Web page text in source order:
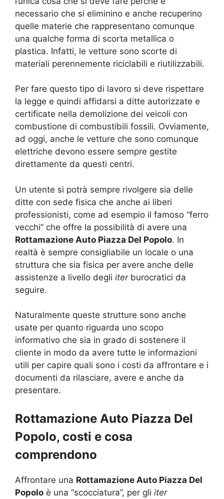
necessario che si eliminino e anche recuperino
quelle materie che rappresentano comunque
una qualche forma di scorta metallica o
plastica. Infatti, le vetture sono scorte di
materiali perennemente riciclabili e riutilizzabili.
Per fare questo tipo di lavoro si deve rispettare
la legge e quindi affidarsi a ditte autorizzate e
certificate nella demolizione dei veicoli con
combustione di combustibili fossili. Ovviamente,
ad oggi, anche le vetture che sono comunque
elettriche devono essere sempre gestite
direttamente da questi centri.
Un utente si potrà sempre rivolgere sia delle
ditte con sede fisica che anche ai liberi
professionisti, come ad esempio il famoso “ferro
vecchi” che offre la possibilità di avere una
Rottamazione Auto Piazza Del Popolo. In
realtà è sempre consigliabile un locale o una
struttura che sia fisica per avere anche delle
assistenze a livello degli iterburocratici da
seguire.
Naturalmente queste strutture sono anche
usate per quanto riguarda uno scopo
informativo che sia in grado di sostenere il
cliente in modo da avere tutte le informazioni
utili per capire quali sono i costi da affrontare e i
documenti da rilasciare, avere e anche da
presentare.
Rottamazione Auto Piazza Del
Popolo, costi e cosa
comprendono
Affrontare una Rottamazione Auto Piazza Del
Popolo è una “scocciatura”, per gli iter